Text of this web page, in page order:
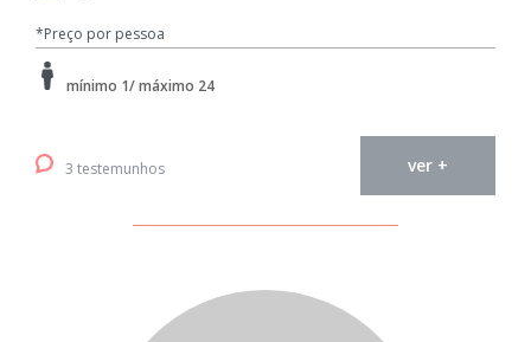
*Preço por pessoa
mínimo 1/ máximo 24
3 testemunhos ver +